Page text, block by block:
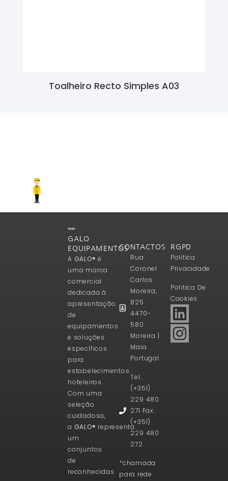
Toalheiro Recto Simples A03
GALO
EQUIPAMENTOS
A GALO® é
uma marca
comercial
dedicada à
apresentação
de
equipamentos
e soluções
específicos
para
estabelecimentos
hoteleiros.
Com uma
seleção
cuidadosa,
a GALO® representa
um
conjuntos
de
reconhecidas
CONTACTOS
Rua
Coronel
Carlos
Moreira,
825
4470-
580
Moreira |
Maia
Portugal
Tel.
(+351)
229 480
271 Fax.
(+351)
229 480
272
*chamada
para rede
RGPD
Politica
Privacidade
Politica De
Cookies